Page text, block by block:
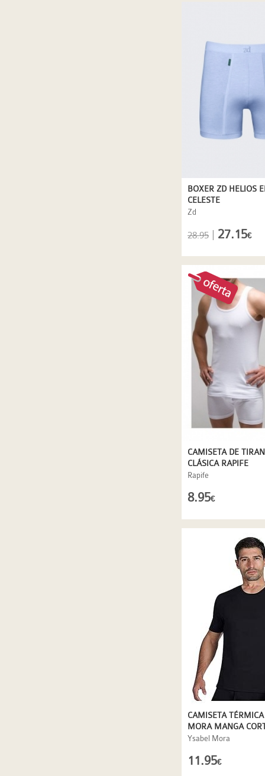
BOXER ZD HELIOS
CELESTE
Zd
28.95 27.15€
CAMISETA DE
CLÁSICA RAPIFE
Rapife
8.95€
CAMISETA
MORA MANGA
Ysabel Mora
11.95€